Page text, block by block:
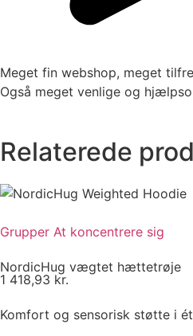
Meget fin webshop, meget
Også meget venlige og
Relaterede
Grupper At koncentrere sig
NordicHug vægtet hættetrøje
1 418,93 kr.
Komfort og sensorisk støtte i